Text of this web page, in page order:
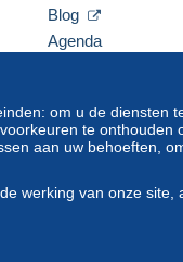
om u de diensten
te onthouden
aan uw behoeften,
werking van onze
Blog
Agenda